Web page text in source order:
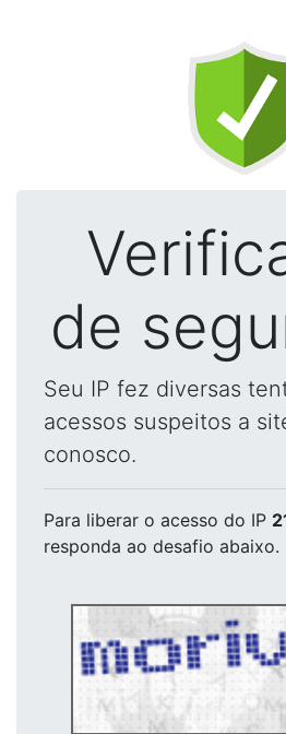
de
Seu IP fez diversas
acessos suspeitos a
conosco.
Para liberar o acesso do IP
responda ao desafio abaixo.